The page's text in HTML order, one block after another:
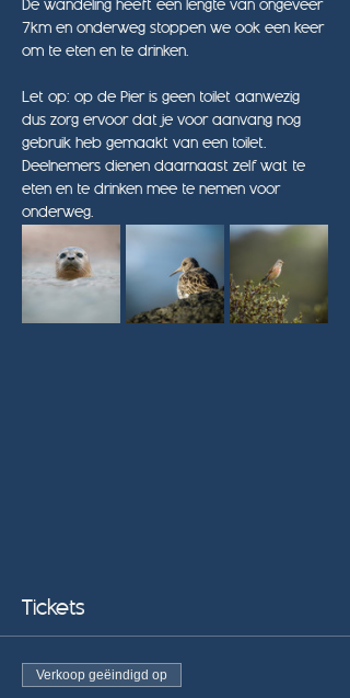
De wandeling heeft een lengte van ongeveer
7km en onderweg stoppen we ook een keer
om te eten en te drinken.
Let op: op de Pier is geen toilet aanwezig
dus zorg ervoor dat je voor aanvang nog
gebruik heb gemaakt van een toilet.
Deelnemers dienen daarnaast zelf wat te
eten en te drinken mee te nemen voor
onderweg.
Tickets
Verkoop geëindigd op